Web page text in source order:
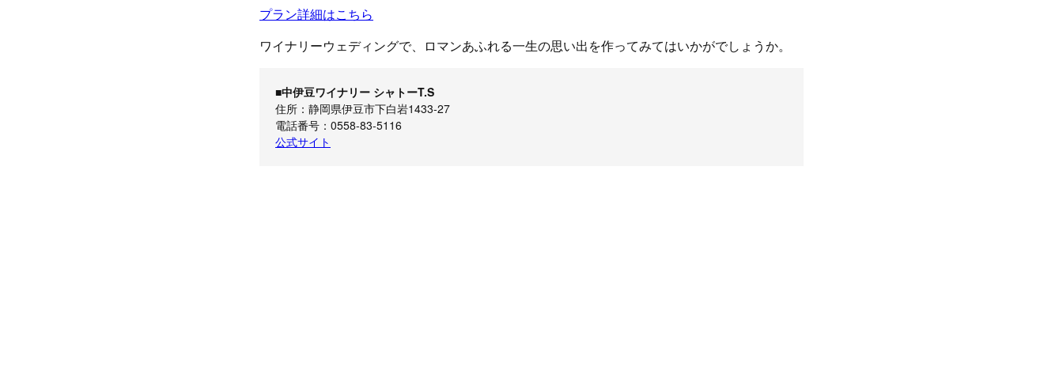
プラン詳細はこちら
ワイナリーウェディングで、ロマンあふれる一生の思い出を作ってみてはいかがでしょうか。
■中伊豆ワイナリー シャトーT.S
住所：静岡県伊豆市下白岩1433-27
電話番号：0558-83-5116
公式サイト